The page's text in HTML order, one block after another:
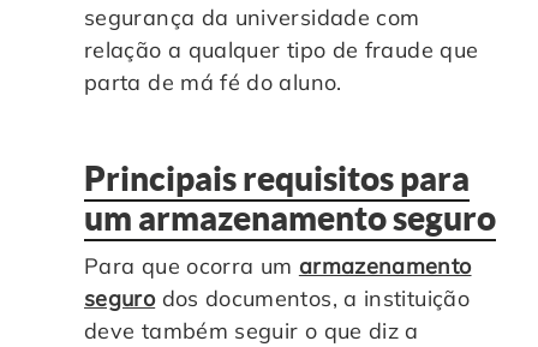
segurança da universidade com
relação a qualquer tipo de fraude que
parta de má fé do aluno.
Principais requisitos para
um armazenamento seguro
Para que ocorra um armazenamento
segurodos documentos, a instituição
deve também seguir o que diz a